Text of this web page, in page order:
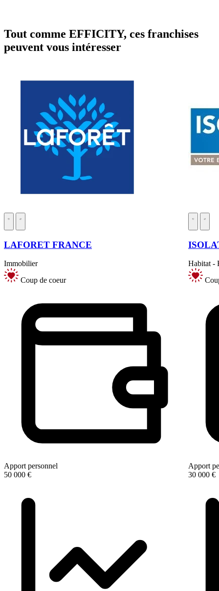
Tout comme EFFICITY, ces franchises
peuvent vous intéresser
LAFORET FRANCE
Immobilier
Coup de coeur
Apport personnel
50 000 €
Habitat -
Apport
30 000 €